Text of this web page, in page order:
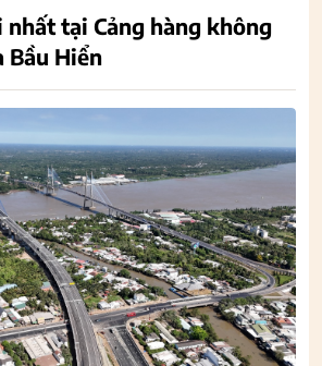
nhất tại Cảng hàng không
Bầu Hiển